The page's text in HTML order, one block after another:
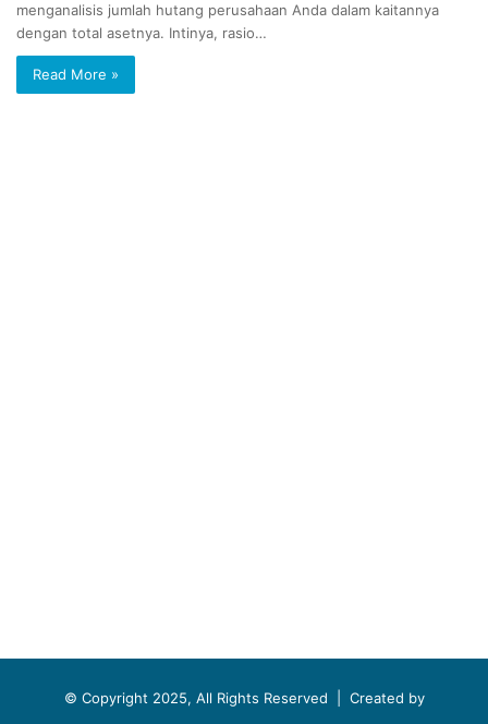
menganalisis jumlah hutang perusahaan Anda dalam kaitannya
dengan total asetnya. Intinya, rasio…
Read More »
© Copyright 2025, All Rights Reserved | Created by